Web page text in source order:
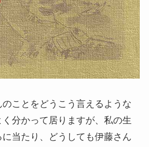
ことをどうこう言えるような
分かって居りますが、私の生
当たり、どうしても伊藤さん